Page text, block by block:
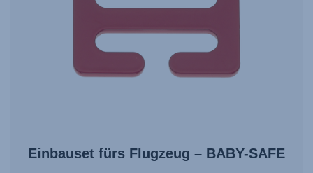
Einbauset fürs Flugzeug – BABY-SAFE